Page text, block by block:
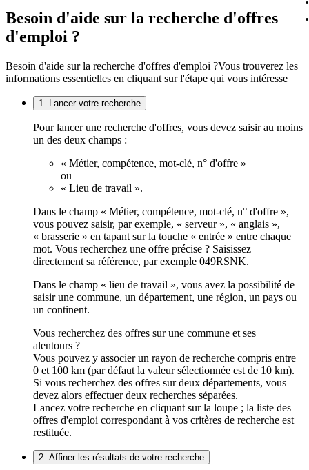
Besoin d'aide sur la recherche d'offres
d'emploi ?
Besoin d'aide sur la recherche d'offres d'emploi ?Vous trouverez les
informations essentielles en cliquant sur l'étape qui vous intéresse
1. Lancer votre recherche
Pour lancer une recherche d'offres, vous devez saisir au moins
un des deux champs :
« Métier, compétence, mot-clé, n° d'offre »
ou
« Lieu de travail ».
Dans le champ « Métier, compétence, mot-clé, n° d'offre »,
vous pouvez saisir, par exemple, « serveur », « anglais »,
« brasserie » en tapant sur la touche « entrée » entre chaque
mot. Vous recherchez une offre précise ? Saisissez
directement sa référence, par exemple 049RSNK.
Dans le champ « lieu de travail », vous avez la possibilité de
saisir une commune, un département, une région, un pays ou
un continent.
Vous recherchez des offres sur une commune et ses
alentours ?
Vous pouvez y associer un rayon de recherche compris entre
0 et 100 km (par défaut la valeur sélectionnée est de 10 km).
Si vous recherchez des offres sur deux départements, vous
devez alors effectuer deux recherches séparées.
Lancez votre recherche en cliquant sur la loupe ; la liste des
offres d'emploi correspondant à vos critères de recherche est
restituée.
2. Affiner les résultats de votre recherche